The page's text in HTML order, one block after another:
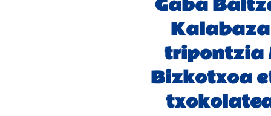
Gaba
Kalabaza
tripontzia
Bizkotxoa